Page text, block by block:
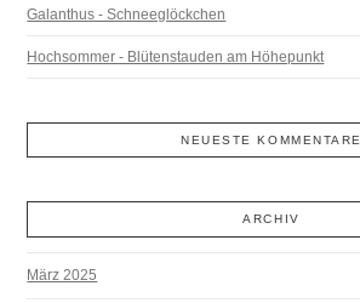
Galanthus - Schneeglöckchen
Hochsommer - Blütenstauden am Höhepunkt
NEUESTE KOMMENTARE
ARCHIV
März 2025